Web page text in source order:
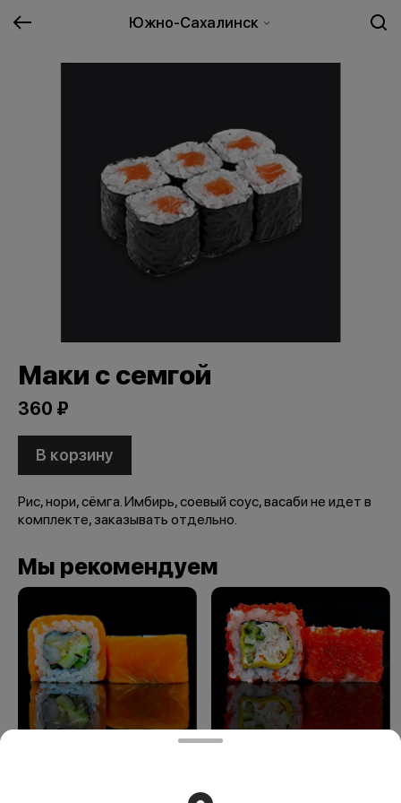
Южно-Сахалинск
Маки с семгой
360 ₽
В корзину
Рис, нори, сёмга. Имбирь, соевый соус, васаби не идет в
комплекте, заказывать отдельно.
Мы рекомендуем